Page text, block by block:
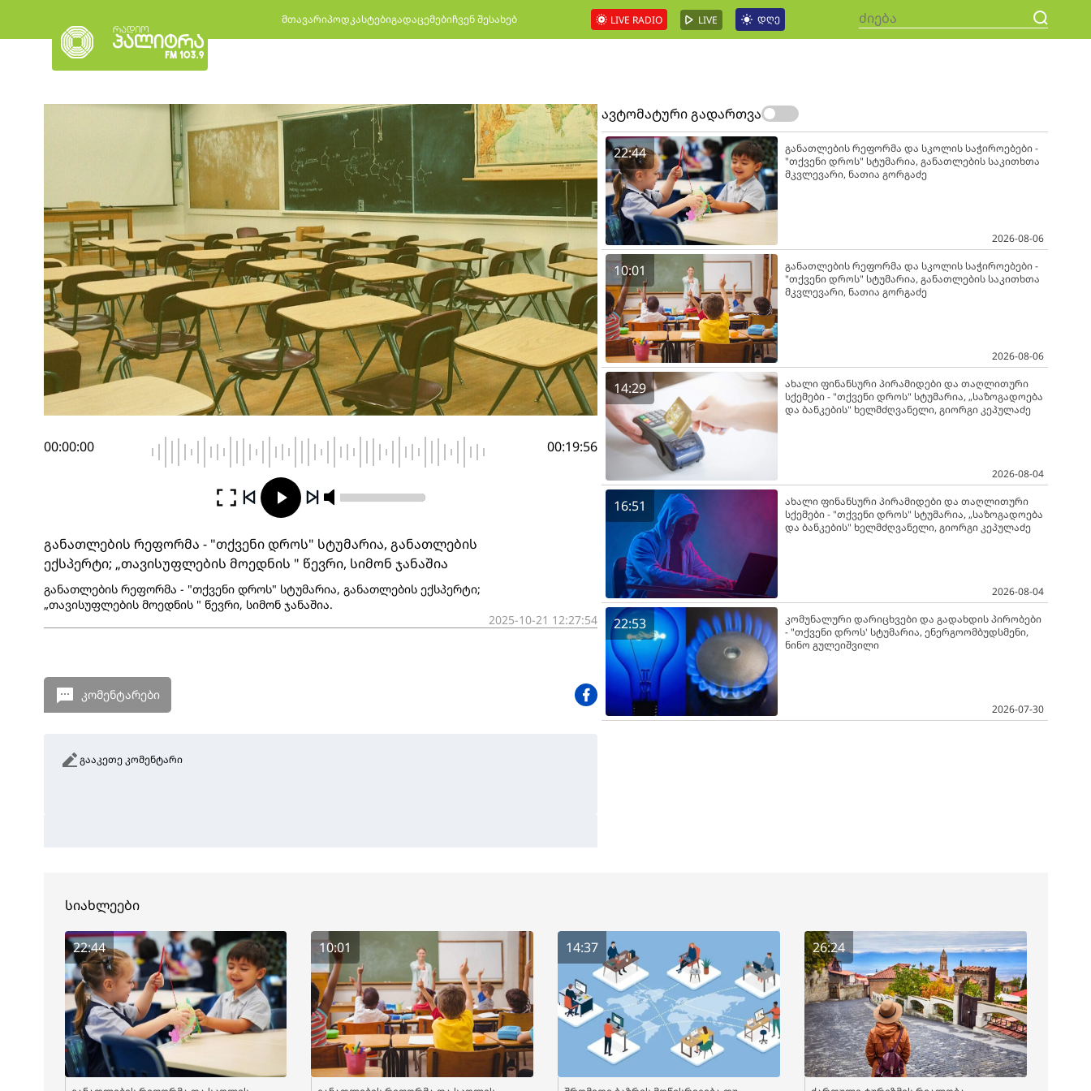
მთავარიპოდკასტებიგადაცემებიჩვენ შესახებ LIVE RADIO LIVE დღე
00:00:00 00:19:56
განათლების რეფორმა - "თქვენი დროს" სტუმარია, განათლების
ექსპერტი; „თავისუფლების მოედნის " წევრი, სიმონ ჯანაშია
განათლების რეფორმა - "თქვენი დროს" სტუმარია, განათლების ექსპერტი;
„თავისუფლების მოედნის " წევრი, სიმონ ჯანაშია.
2025-10-21 12:27:54
კომენტარები
გააკეთე კომენტარი
ავტომატური გადართვა
22:44
განათლების რეფორმა და სკოლის საჭიროებები -
"თქვენი დროს" სტუმარია, განათლების საკითხთა
მკვლევარი, ნათია გორგაძე
2026-08-06
10:01
განათლების რეფორმა და სკოლის საჭიროებები -
"თქვენი დროს" სტუმარია, განათლების საკითხთა
მკვლევარი, ნათია გორგაძე
2026-08-06
14:29
ახალი ფინანსური პირამიდები და თაღლითური
სქემები - "თქვენი დროს" სტუმარია, „საზოგადოება
და ბანკების" ხელმძღვანელი, გიორგი კეპულაძე
2026-08-04
16:51
ახალი ფინანსური პირამიდები და თაღლითური
სქემები - "თქვენი დროს" სტუმარია, „საზოგადოება
და ბანკების" ხელმძღვანელი, გიორგი კეპულაძე
2026-08-04
22:53
კომუნალური დარიცხვები და გადახდის პირობები
- "თქვენი დროს' სტუმარია, ენერგოომბუდსმენი,
ნინო გულეიშვილი
2026-07-30
სიახლეები
22:44 10:01 14:37 26:24